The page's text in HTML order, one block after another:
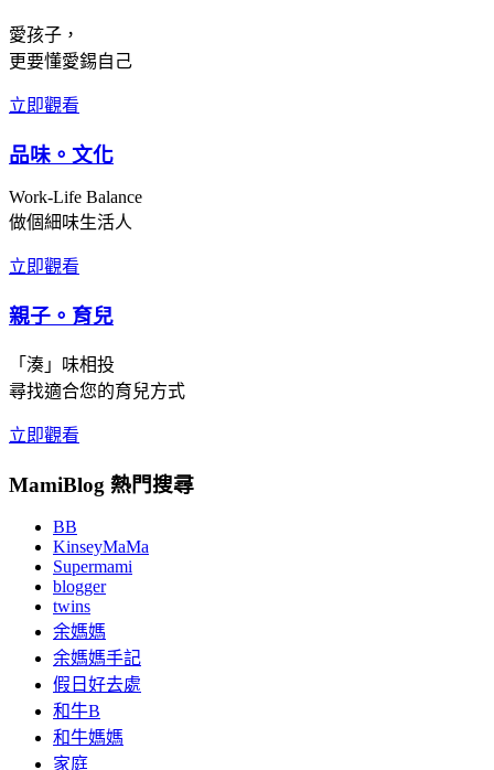
愛孩子，
更要懂愛錫自己
立即觀看
品味。文化
Work-Life Balance
做個細味生活人
立即觀看
親子。育兒
「湊」味相投
尋找適合您的育兒方式
立即觀看
MamiBlog 熱門搜尋
BB
KinseyMaMa
Supermami
blogger
twins
余媽媽
余媽媽手記
假日好去處
和牛B
和牛媽媽
家庭